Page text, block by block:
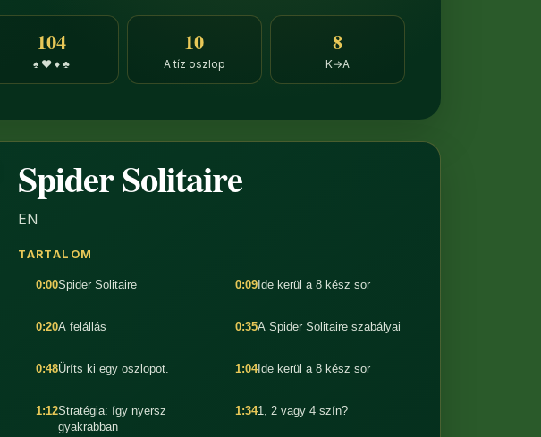
104
♠ ♥ ♦ ♣
10
A tíz oszlop
8
K→A
Spider Solitaire
EN
TARTALOM
0:00Spider Solitaire 0:09 Ide kerül a 8 kész sor
0:20A felállás 0:35A Spider Solitaire szabályai
0:48Üríts ki egy oszlopot. 1:04Ide kerül a 8 kész sor
1:12Stratégia: így nyersz
gyakrabban
1:341, 2 vagy 4 szín?